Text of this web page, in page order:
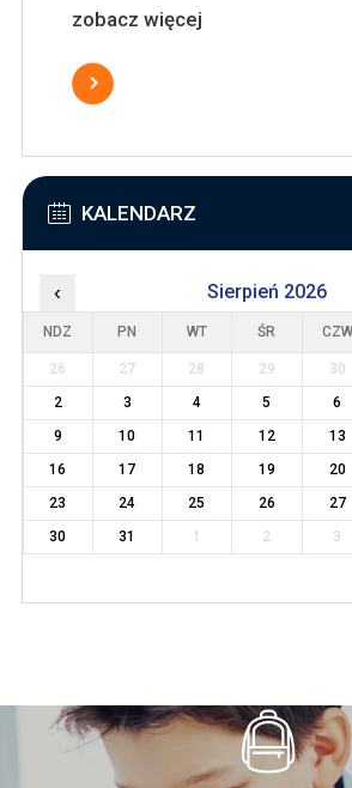
zobacz więcej
KALENDARZ
‹ Sierpień 2026
NDZ PN WT ŚR CZW
26 27 28 29 30
2
3 4 5 6
9
10 11 12 13
16
17 18 19 20
23
24 25 26 27
30
31 1 2 3